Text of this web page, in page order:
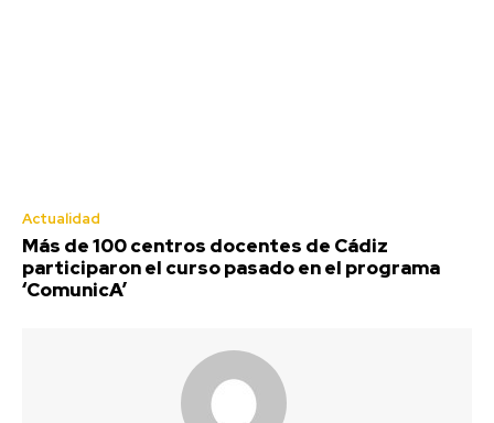
Actualidad
Más de 100 centros docentes de Cádiz
participaron el curso pasado en el programa
‘ComunicA’